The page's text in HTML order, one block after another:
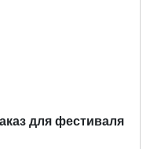
для фестиваля